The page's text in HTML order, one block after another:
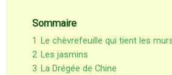
Sommaire
1
Le chèvrefeuille qui tient les
2 Les jasmins
3 La Drégée de Chine